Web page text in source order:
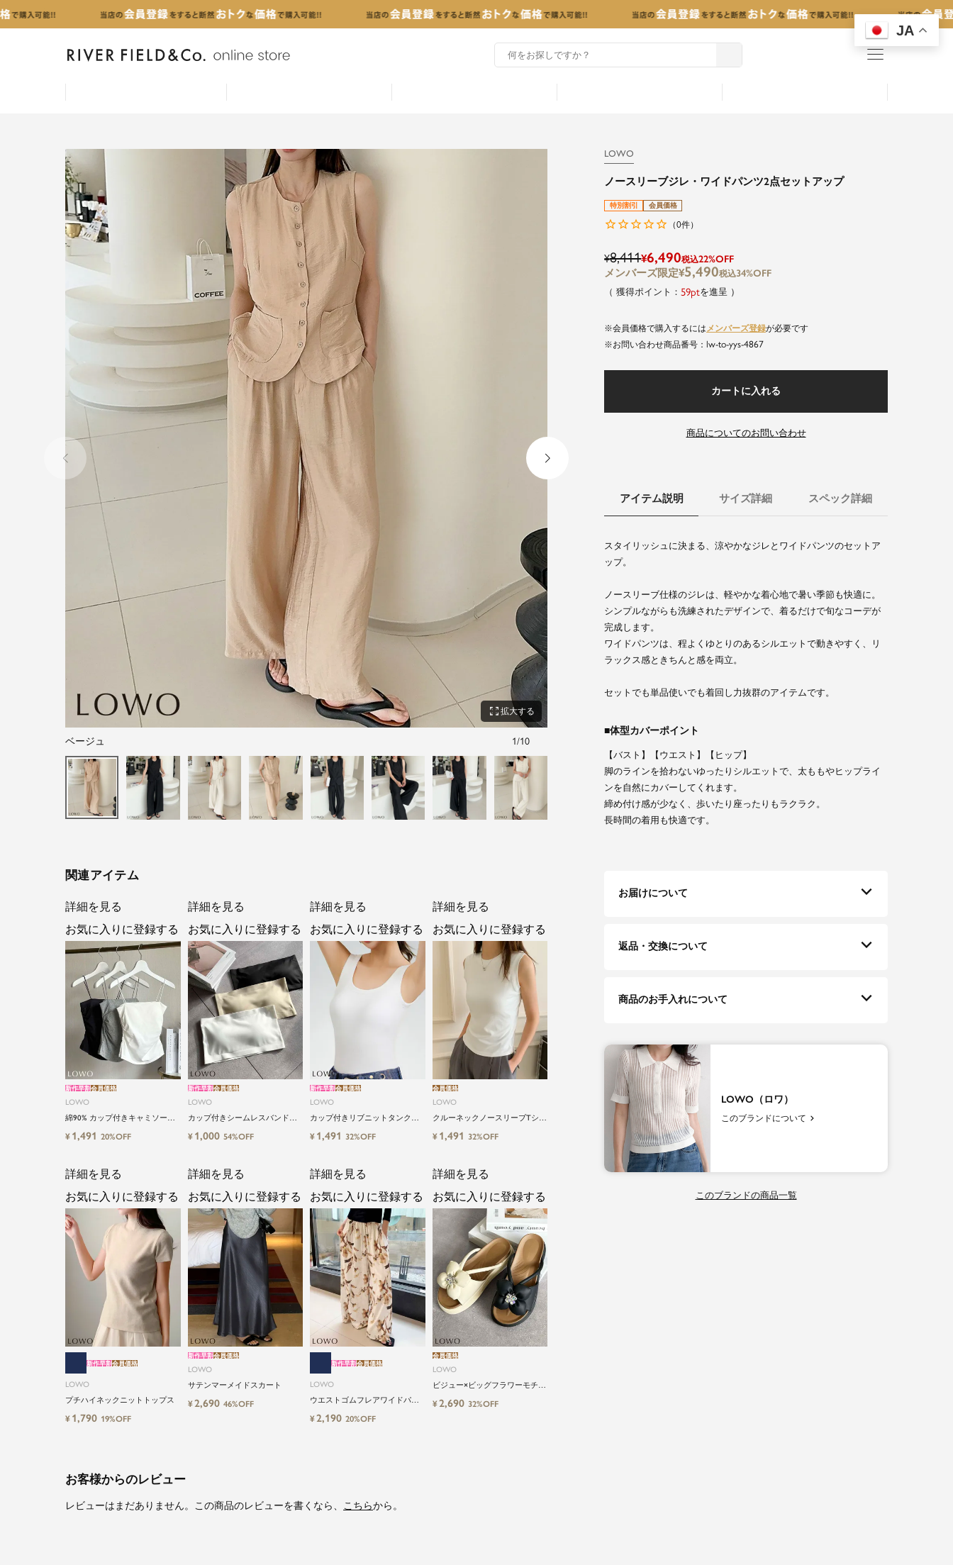
JA
menu
zoom_out_map 拡大する
ベージュ 1/10
関連アイテム
LOWO
綿90% カップ付きキャミソール
｜やさしい着心地 ストレッチキ
ャミソール
新作早割会員価格
¥ 1,491 20%OFF
詳細を見る
お気に入りに登録する
LOWO
カップ付きシームレスバンドゥ
ブラトップ
新作早割会員価格
¥ 1,000 54%OFF
詳細を見る
お気に入りに登録する
LOWO
カップ付きリブニットタンクブ
ラトップ
新作早割会員価格
¥ 1,491 32%OFF
詳細を見る
お気に入りに登録する
LOWO
クルーネックノースリーブTシャ
ツ カットソー
会員価格
¥ 1,491 32%OFF
詳細を見る
お気に入りに登録する
LOWO
プチハイネックニットトップス
新作早割会員価格
¥ 1,790 19%OFF
詳細を見る
お気に入りに登録する
LOWO
サテンマーメイドスカート
新作早割会員価格
¥2,690 46%OFF
詳細を見る
お気に入りに登録する
LOWO
ウエストゴムフレアワイドパン
新作早割会員価格
¥2,190 20%OFF
詳細を見る
お気に入りに登録する
LOWO
ビジュー×ビッグフラワーモチー
フサンダル
会員価格
¥2,690 32%OFF
詳細を見る
お気に入りに登録する
お客様からのレビュー
レビューはまだありません。この商品のレビューを書くなら、 こちらから。
LOWO
ノースリーブジレ・ワイドパンツ2点セットアップ
特別割引 会員価格
（0件）
¥8,411¥6,490税込22%OFF
¥5,490税込34%OFF
59 を進呈
会員価格で購入するには メンバーズ登録が必要です
商品番号
lw-to-yys-4867
カートに入れる
商品についてのお問い合わせ
アイテム説明 サイズ詳細 スペック詳細
スタイリッシュに決まる、涼やかなジレとワイドパンツのセットア
ップ。
ノースリーブ仕様のジレは、軽やかな着心地で暑い季節も快適に。
シンプルながらも洗練されたデザインで、着るだけで旬なコーデが
完成します。
ワイドパンツは、程よくゆとりのあるシルエットで動きやすく、リ
ラックス感ときちんと感を両立。
セットでも単品使いでも着回し力抜群のアイテムです。
体型カバーポイント
【バスト】【ウエスト】【ヒップ】
脚のラインを拾わないゆったりシルエットで、太ももやヒップライ
ンを自然にカバーしてくれます。
締め付け感が少なく、歩いたり座ったりもラクラク。
長時間の着用も快適です。
お届けについて
返品・交換について
商品のお手入れについて
LOWO（ロワ）
このブランドについて
このブランドの商品一覧